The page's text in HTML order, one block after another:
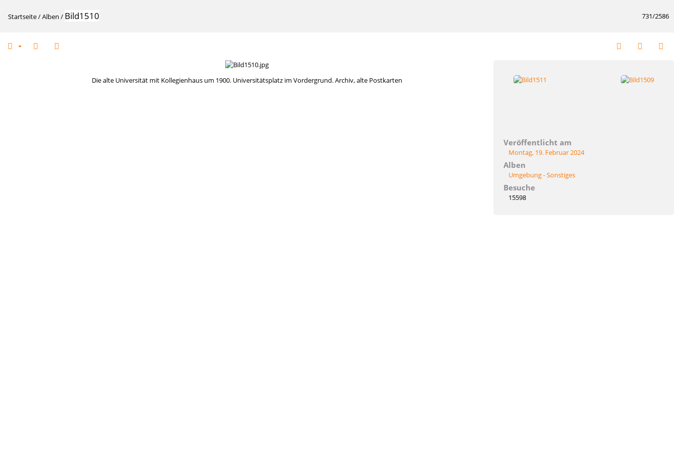
731/2586
Startseite/Alben / Bild1510
Die alte Universität mit Kollegienhaus um 1900. Universitätsplatz im Vordergrund. Archiv, alte Postkarten
Veröffentlicht am
Montag, 19. Februar 2024
Alben
Umgebung - Sonstiges
Besuche
15598